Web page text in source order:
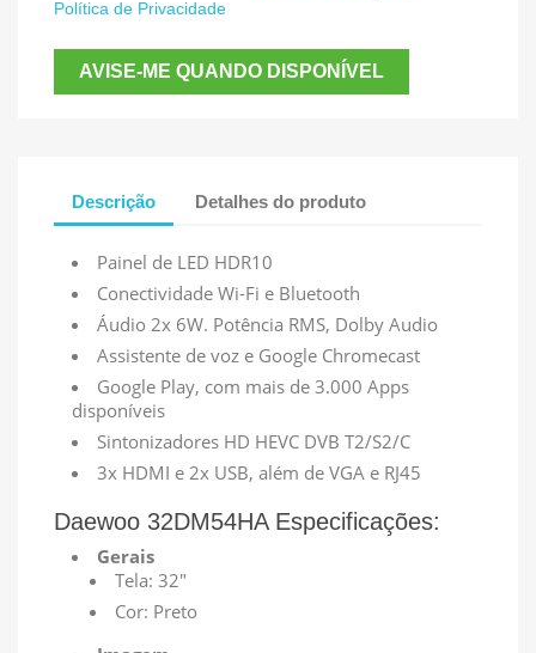
Política de Privacidade
AVISE-ME QUANDO DISPONÍVEL
Descrição Detalhes do produto
Painel de LED HDR10
Conectividade Wi-Fi e Bluetooth
Áudio 2x 6W. Potência RMS, Dolby Audio
Assistente de voz e Google Chromecast
Google Play, com mais de 3.000 Apps
disponíveis
Sintonizadores HD HEVC DVB T2/S2/C
3x HDMI e 2x USB, além de VGA e RJ45
Daewoo 32DM54HA Especificações:
Gerais
Tela: 32"
Cor: Preto